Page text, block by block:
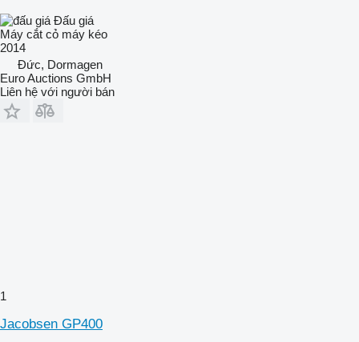
Đấu giá
Máy cắt cỏ máy kéo
2014
Đức, Dormagen
Euro Auctions GmbH
Liên hệ với người bán
1
Jacobsen GP400